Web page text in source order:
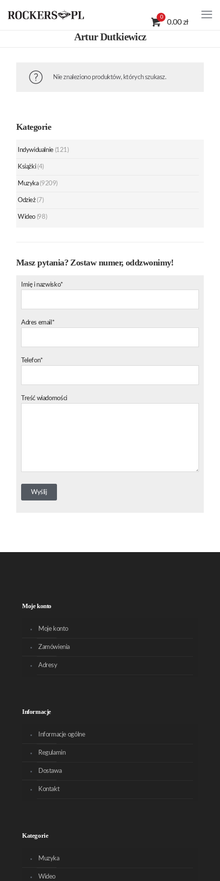
0
0.00 zł
Artur Dutkiewicz
Nie znaleziono produktów, których szukasz.
Kategorie
Indywidualnie (121)
Książki (4)
Muzyka (9209)
Odzież (7)
Wideo (98)
Masz pytania? Zostaw numer, oddzwonimy!
Imię i nazwisko*
Adres email*
Telefon*
Treść wiadomości
Moje konto
Moje konto
Zamówienia
Adresy
Informacje
Informacje ogólne
Regulamin
Dostawa
Kontakt
Kategorie
Muzyka
Wideo